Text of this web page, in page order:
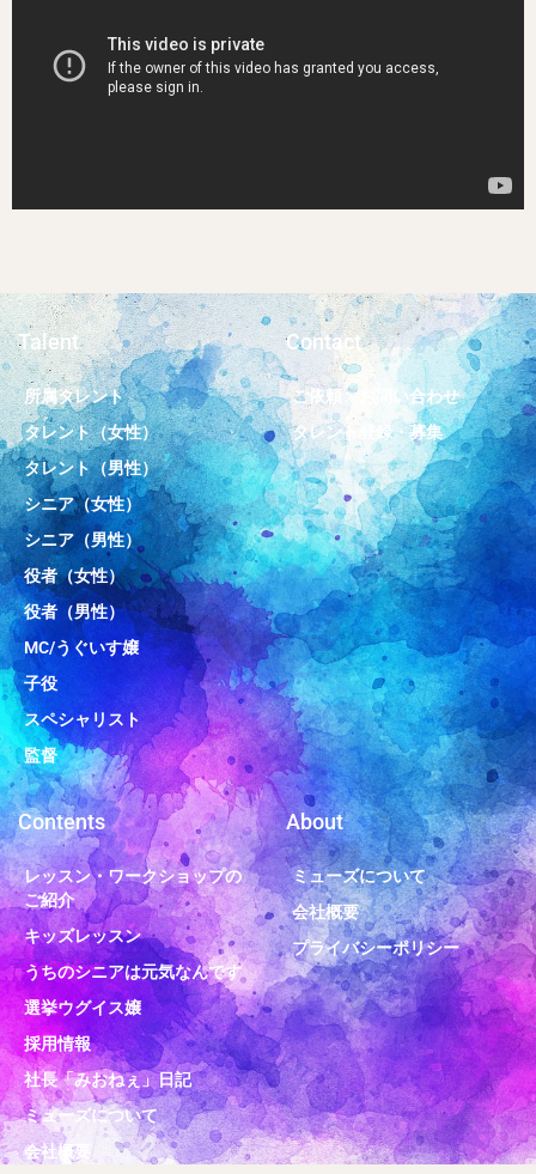
Talent
所属タレント
タレント（女性）
タレント（男性）
シニア（女性）
シニア（男性）
役者（女性）
役者（男性）
MC/うぐいす嬢
子役
スペシャリスト
監督
Contact
ご依頼・お問い合わせ
タレント登録・募集
Contents
レッスン・ワークショップの
ご紹介
キッズレッスン
うちのシニアは元気なんです
選挙ウグイス嬢
採用情報
社長「みおねぇ」日記
ミューズについて
会社概要
About
ミューズについて
会社概要
プライバシーポリシー